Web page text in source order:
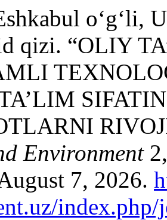
o‘g‘li,
qizi. “OLIY
Environment
7, 2026.